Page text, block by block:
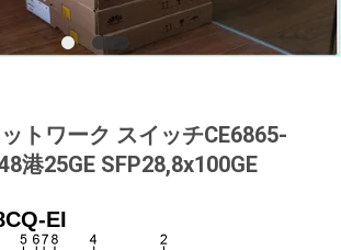
トワーク スイッチCE6865-
港25GE SFP28,8x100GE
EI